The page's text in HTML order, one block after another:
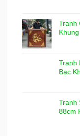
Tranh
Tranh
Bạc
Tranh
88cm